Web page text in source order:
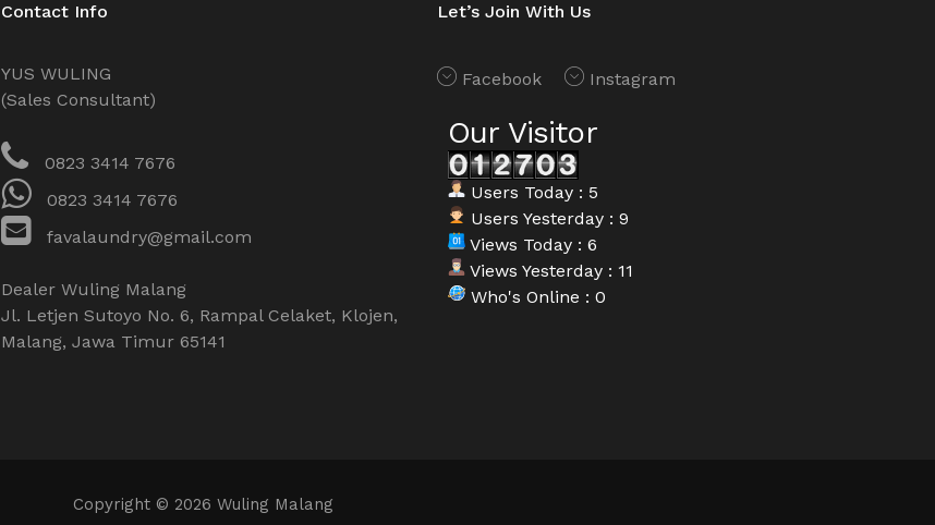
Contact Info
YUS WULING
(Sales Consultant)
0823 3414 7676
0823 3414 7676
favalaundry@gmail.com
Dealer Wuling Malang
Jl. Letjen Sutoyo No. 6, Rampal Celaket, Klojen,
Malang, Jawa Timur 65141
Let’s Join With Us
Facebook Instagram
Our Visitor
Users Today : 5
Users Yesterday : 9
Views Today : 6
Views Yesterday : 11
Who's Online : 0
Copyright © 2026 Wuling Malang